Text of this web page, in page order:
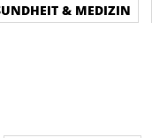
& MEDIZIN